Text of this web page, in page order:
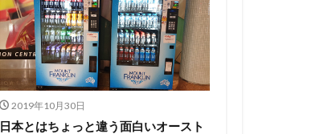
2019年10月30日
日本とはちょっと違う面白いオースト